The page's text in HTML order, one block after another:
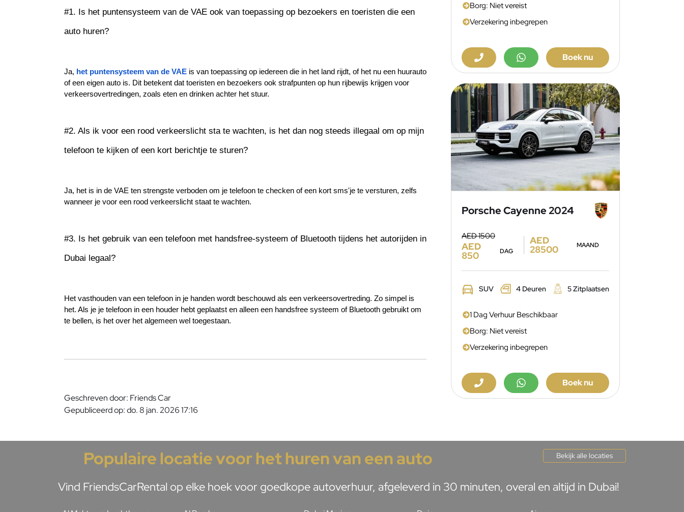
#1. Is het puntensysteem van de VAE ook van toepassing op bezoekers en toeristen die een
auto huren?
Ja, het puntensysteem van de VAE is van toepassing op iedereen die in het land rijdt, of het nu een huurauto
of een eigen auto is. Dit betekent dat toeristen en bezoekers ook strafpunten op hun rijbewijs krijgen voor
verkeersovertredingen, zoals eten en drinken achter het stuur.
#2. Als ik voor een rood verkeerslicht sta te wachten, is het dan nog steeds illegaal om op mijn
telefoon te kijken of een kort berichtje te sturen?
Ja, het is in de VAE ten strengste verboden om je telefoon te checken of een kort sms'je te versturen, zelfs
wanneer je voor een rood verkeerslicht staat te wachten.
#3. Is het gebruik van een telefoon met handsfree-systeem of Bluetooth tijdens het autorijden in
Dubai legaal?
Het vasthouden van een telefoon in je handen wordt beschouwd als een verkeersovertreding. Zo simpel is
het. Als je je telefoon in een houder hebt geplaatst en alleen een handsfree systeem of Bluetooth gebruikt om
te bellen, is het over het algemeen wel toegestaan.
Geschreven door: Friends Car
Gepubliceerd op: do. 8 jan. 2026 17:16
Borg: Niet vereist
Verzekering inbegrepen
Boek nu
Porsche Cayenne 2024
AED 1500
AED
850 DAG
AED
28500 MAAND
SUV 4 Deuren 5 Zitplaatsen
1 Dag Verhuur Beschikbaar
Borg: Niet vereist
Verzekering inbegrepen
Boek nu
Populaire locatie voor het huren van een auto Bekijk alle locaties
Vind FriendsCarRental op elke hoek voor goedkope autoverhuur, afgeleverd in 30 minuten, overal en altijd in Dubai!